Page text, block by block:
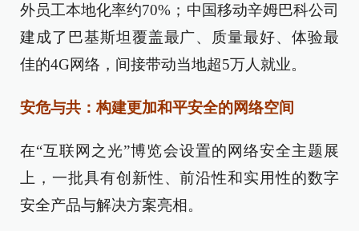
外员工本地化率约70%；中国移动辛姆巴科公司
建成了巴基斯坦覆盖最广、质量最好、体验最
佳的4G网络，间接带动当地超5万人就业。
安危与共：构建更加和平安全的网络空间
在“互联网之光”博览会设置的网络安全主题展
上，一批具有创新性、前沿性和实用性的数字
安全产品与解决方案亮相。